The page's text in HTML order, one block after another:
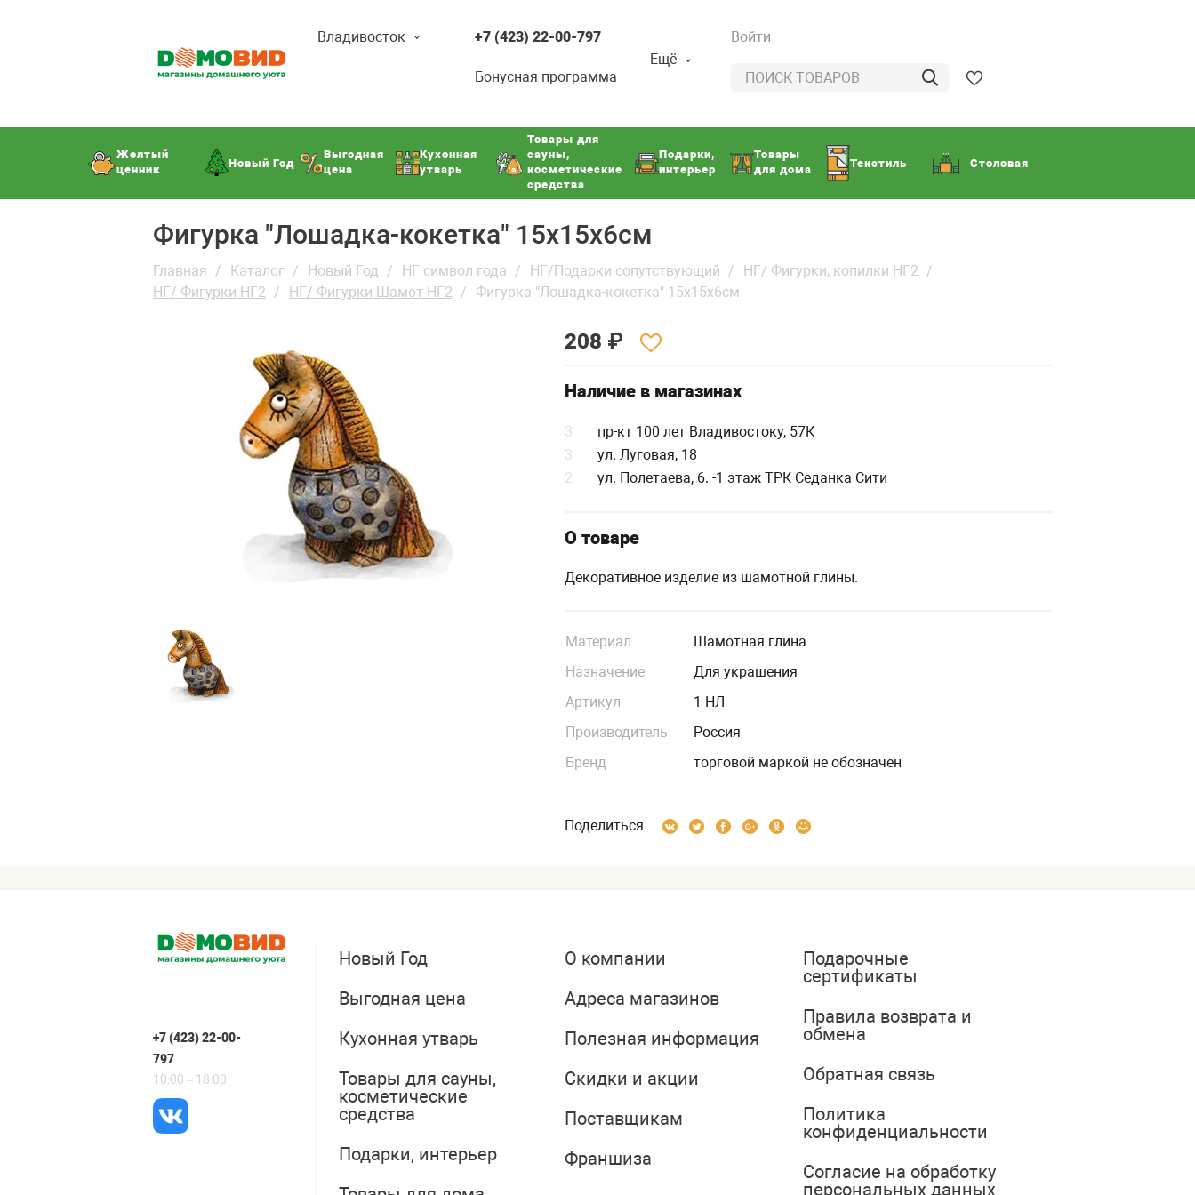
Владивосток +7 (423) 22-00-797
Бонусная программа
Ещё
Войти
Желтый
ценник
Новый Год
Выгодная
цена
Кухонная
утварь
Товары для
сауны,
косметические
средства
Подарки,
интерьер
Товары
для дома
Текстиль Столовая
Фигурка "Лошадка-кокетка" 15х15х6см
Главная Каталог Новый Год НГ символ года НГ/Подарки сопутствующий
НГ/ Фигурки, копилки НГ2
НГ/ Фигурки НГ2
НГ/ Фигурки Шамот НГ2 Фигурка "Лошадка-кокетка" 15х15х6см
208 ₽
Наличие в магазинах
3
пр-кт 100 лет Владивостоку, 57К
3
ул. Луговая, 18
2
ул. Полетаева, 6. -1 этаж ТРК Седанка Сити
О товаре
Декоративное изделие из шамотной глины.
Материал
Шамотная глина
Назначение
Для украшения
Артикул
1-НЛ
Производитель
Россия
Бренд
торговой маркой не обозначен
Поделиться
+7 (423) 22-00-
797
10:00 – 18:00
Новый Год
Выгодная цена
Кухонная утварь
Товары для сауны,
косметические
средства
Подарки, интерьер
О компании
Адреса магазинов
Полезная информация
Скидки и акции
Поставщикам
Франшиза
Подарочные
сертификаты
Правила возврата и
обмена
Обратная связь
Политика
конфиденциальности
Согласие на обработку
персональных данных